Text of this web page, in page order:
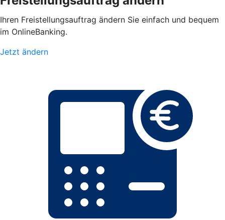
Ihren Freistellungsauftrag ändern Sie einfach und bequem
im OnlineBanking.
Jetzt ändern